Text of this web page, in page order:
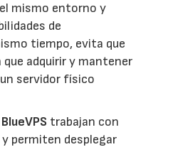
mismo entorno y
de
tiempo, evita que
adquirir y mantener
servidor físico
BlueVPS trabajan con
permiten desplegar